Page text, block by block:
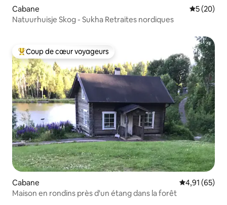
Cabane
5 (20)
Natuurhuisje Skog - Sukha Retraites nordiques
Coups de cœur voyageurs les plus appréciés
Coup de cœur voyageurs
Cabane Évaluation
4,91 (65)
Maison en rondins près d'un étang dans la forêt